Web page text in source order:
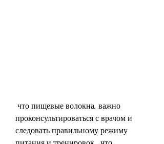
проконсультироваться с врачом и
следовать правильному режиму